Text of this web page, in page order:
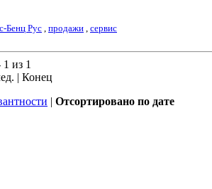
Бенц Рус , продажи , сервис
из 1
| Конец
| Отсортировано по дате